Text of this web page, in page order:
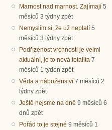
Marnost nad marnost. Zajímají 5
měsíců 3 týdny zpět
Nemyslím si, že už neplatí 5
měsíců 3 týdny zpět
Podřízenost vrchnosti je velmi
aktuální, je to nová totalita 7
měsíců 1 týden zpět
Věda a náboženství 7 měsíců 2
týdny zpět
Ještě nejsme na dně 9 měsíců 6
dnů zpět
Pořád to je stejné 9 měsíců 1